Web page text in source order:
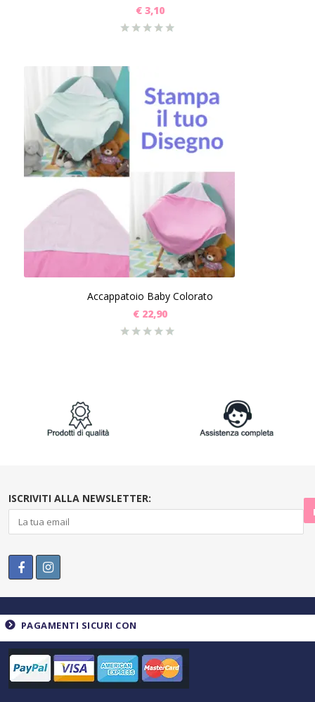
€ 3,10
Accappatoio Baby Colorato
€ 22,90
ISCRIVITI ALLA NEWSLETTER:
PAGAMENTI SICURI CON